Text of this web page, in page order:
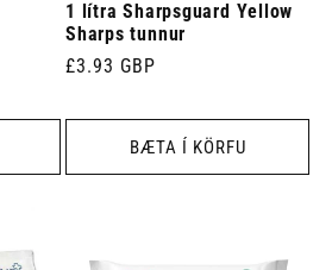
1 lítra Sharpsguard Yellow
Sharps tunnur
Venjulegt
£3.93 GBP
BÆTA Í KÖRFU